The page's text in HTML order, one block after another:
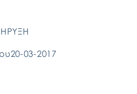
03-2017